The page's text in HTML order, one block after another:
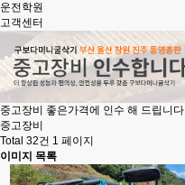
운전학원
고객센터
중고장비 좋은가격에 인수 해 드립니다
중고장비
Total 32건 1 페이지
이미지 목록